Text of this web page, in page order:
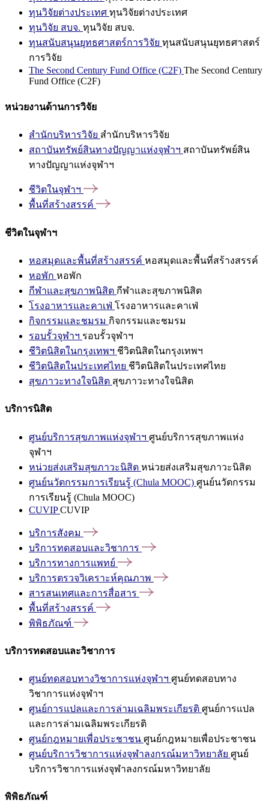
ทุนวิจัยต่างประเทศ ทุนวิจัยต่างประเทศ
ทุนวิจัย สบจ. ทุนวิจัย สบจ.
ทุนสนับสนุนยุทธศาสตร์การวิจัย ทุนสนับสนุนยุทธศาสตร์
การวิจัย
The Second Century Fund Office (C2F) The Second Century
Fund Office (C2F)
หน่วยงานด้านการวิจัย
สำนักบริหารวิจัย สำนักบริหารวิจัย
สถาบันทรัพย์สินทางปัญญาแห่งจุฬาฯ สถาบันทรัพย์สิน
ทางปัญญาแห่งจุฬาฯ
ชีวิตในจุฬาฯ
พื้นที่สร้างสรรค์
ชีวิตในจุฬาฯ
หอสมุดและพื้นที่สร้างสรรค์ หอสมุดและพื้นที่สร้างสรรค์
หอพัก หอพัก
กีฬาและสุขภาพนิสิต กีฬาและสุขภาพนิสิต
โรงอาหารและคาเฟ่ โรงอาหารและคาเฟ่
กิจกรรมและชมรม กิจกรรมและชมรม
รอบรั้วจุฬาฯ รอบรั้วจุฬาฯ
ชีวิตนิสิตในกรุงเทพฯ ชีวิตนิสิตในกรุงเทพฯ
ชีวิตนิสิตในประเทศไทย ชีวิตนิสิตในประเทศไทย
สุขภาวะทางใจนิสิต สุขภาวะทางใจนิสิต
บริการนิสิต
ศูนย์บริการสุขภาพแห่งจุฬาฯ ศูนย์บริการสุขภาพแห่ง
จุฬาฯ
หน่วยส่งเสริมสุขภาวะนิสิต หน่วยส่งเสริมสุขภาวะนิสิต
ศูนย์นวัตกรรมการเรียนรู้ (Chula MOOC) ศูนย์นวัตกรรม
การเรียนรู้ (Chula MOOC)
CUVIPCUVIP
บริการสังคม
บริการทดสอบและวิชาการ
บริการทางการแพทย์
บริการตรวจวิเคราะห์คุณภาพ
สารสนเทศและการสื่อสาร
พื้นที่สร้างสรรค์
พิพิธภัณฑ์
บริการทดสอบและวิชาการ
ศูนย์ทดสอบทางวิชาการแห่งจุฬาฯ ศูนย์ทดสอบทาง
วิชาการแห่งจุฬาฯ
ศูนย์การแปลและการล่ามเฉลิมพระเกียรติ ศูนย์การแปล
และการล่ามเฉลิมพระเกียรติ
ศูนย์กฎหมายเพื่อประชาชน ศูนย์กฎหมายเพื่อประชาชน
ศูนย์บริการวิชาการแห่งจุฬาลงกรณ์มหาวิทยาลัย ศูนย์
บริการวิชาการแห่งจุฬาลงกรณ์มหาวิทยาลัย
พิพิธภัณฑ์